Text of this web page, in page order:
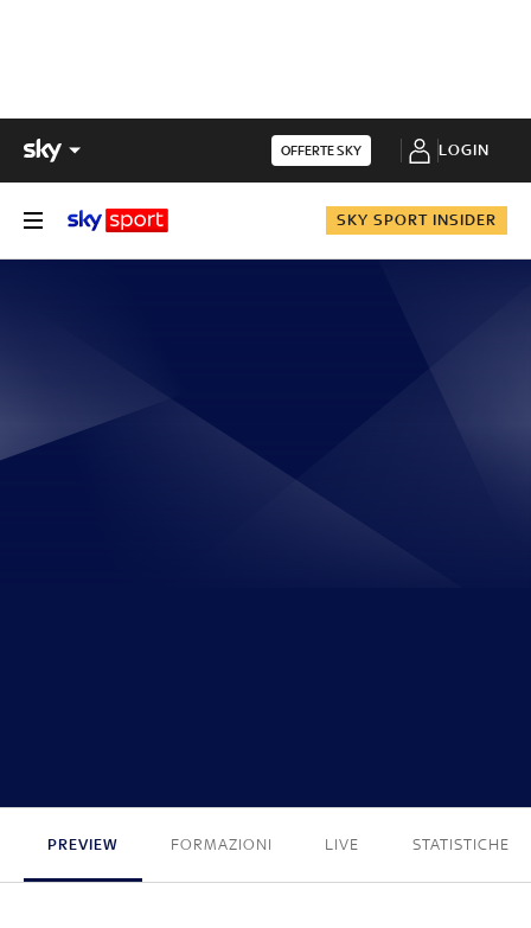
OFFERTE SKY LOGIN
SKY SPORT INSIDER
PREVIEW FORMAZIONI LIVE STATISTICHE